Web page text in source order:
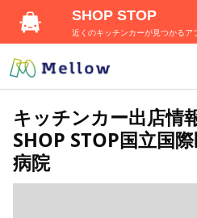
キッチンカー出店情
SHOP STOP国立国
病院
SHOP STOP
近くのキッチンカーが見つかるア